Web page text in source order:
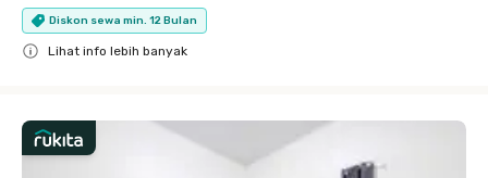
Diskon sewa min. 12 Bulan
Lihat info lebih banyak